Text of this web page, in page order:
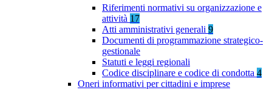
Riferimenti normativi su organizzazione e
attività 17
Atti amministrativi generali 9
Documenti di programmazione strategico-
gestionale
Statuti e leggi regionali
Codice disciplinare e codice di condotta 4
Oneri informativi per cittadini e imprese